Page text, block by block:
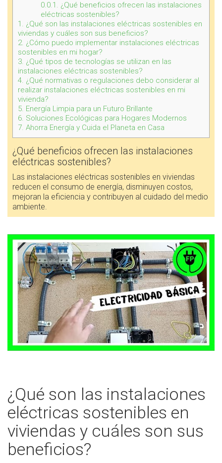
0.0.1. ¿Qué beneficios ofrecen las instalaciones
eléctricas sostenibles?
1. ¿Qué son las instalaciones eléctricas sostenibles en
viviendas y cuáles son sus beneficios?
2. ¿Cómo puedo implementar instalaciones eléctricas
sostenibles en mi hogar?
3. ¿Qué tipos de tecnologías se utilizan en las
instalaciones eléctricas sostenibles?
4. ¿Qué normativas o regulaciones debo considerar al
realizar instalaciones eléctricas sostenibles en mi
vivienda?
5. Energía Limpia para un Futuro Brillante
6. Soluciones Ecológicas para Hogares Modernos
7. Ahorra Energía y Cuida el Planeta en Casa
¿Qué beneficios ofrecen las instalaciones
eléctricas sostenibles?
Las instalaciones eléctricas sostenibles en viviendas
reducen el consumo de energía, disminuyen costos,
mejoran la eficiencia y contribuyen al cuidado del medio
ambiente.
¿Qué son las instalaciones
eléctricas sostenibles en
viviendas y cuáles son sus
beneficios?